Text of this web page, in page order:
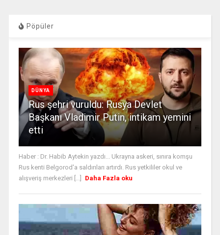
Pöpüler
DÜNYA
Rus şehri vuruldu: Rusya Devlet
Başkanı Vladimir Putin, intikam yemini
etti
Haber : Dr. Habib Aytekin yazdı... Ukrayna askeri, sınıra komşu
Rus kenti Belgorod'a saldırıları artırdı. Rus yetkililer okul ve
alışveriş merkezleri [...]
Daha Fazla oku